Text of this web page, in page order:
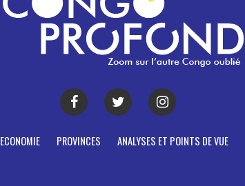
ECONOMIE PROVINCES ANALYSES ET POINTS DE VUE